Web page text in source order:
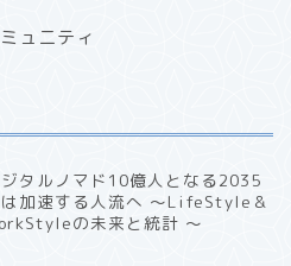
ュニティ
タルノマド10億人となる2035
加速する人流へ 〜LifeStyle＆
の未来と統計 〜